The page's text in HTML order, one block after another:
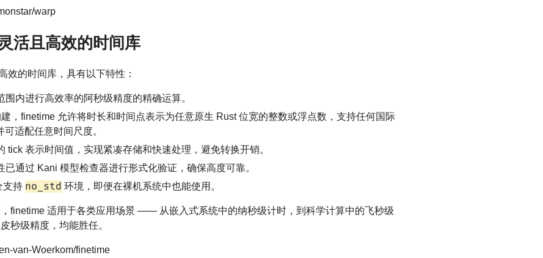
warp
活且高效的时间库
效的时间库，具有以下特性：
围内进行高效率的阿秒级精度的精确运算。
建，finetime 允许将时长和时间点表示为任意原生 Rust 位宽的整数或浮点数，支持任何国际
适配任意时间尺度。
tick 表示时间值，实现紧凑存储和快速处理，避免转换开销。
已通过 Kani 模型检查器进行形式化验证，确保高度可靠。
支持 no_std 环境，即便在裸机系统中也能使用。
finetime 适用于各类应用场景 —— 从嵌入式系统中的纳秒级计时，到科学计算中的飞秒级
秒级精度，均能胜任。
van-Woerkom/finetime